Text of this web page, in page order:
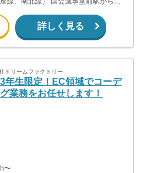
詳しく見る
ドリームファクトリー
年生限定！EC領域でコーデ
業務をお任せします！
〜